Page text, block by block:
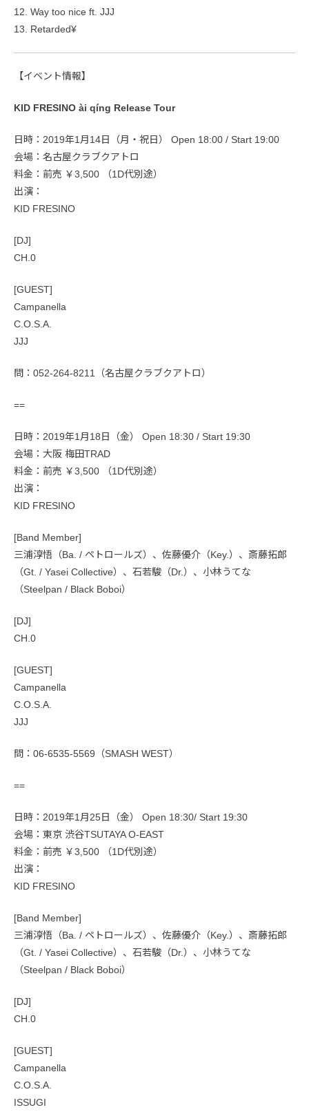
12. Way too nice ft. JJJ
13. Retarded¥
【イベント情報】
KID FRESINO ài qíng Release Tour
日時：2019年1月14日（月・祝日） Open 18:00 / Start 19:00
会場：名古屋クラブクアトロ
料金：前売 ￥3,500 （1D代別途）
出演：
KID FRESINO
[DJ]
CH.0
[GUEST]
Campanella
C.O.S.A.
JJJ
問：052-264-8211（名古屋クラブクアトロ）
==
日時：2019年1月18日（金） Open 18:30 / Start 19:30
会場：大阪 梅田TRAD
料金：前売 ￥3,500 （1D代別途）
出演：
KID FRESINO
[Band Member]
三浦淳悟（Ba. / ペトロールズ）、佐藤優介（Key.）、斎藤拓郎
（Gt. / Yasei Collective）、石若駿（Dr.）、小林うてな
（Steelpan / Black Boboi）
[DJ]
CH.0
[GUEST]
Campanella
C.O.S.A.
JJJ
問：06-6535-5569（SMASH WEST）
==
日時：2019年1月25日（金） Open 18:30/ Start 19:30
会場：東京 渋谷TSUTAYA O-EAST
料金：前売 ￥3,500 （1D代別途）
出演：
KID FRESINO
[Band Member]
三浦淳悟（Ba. / ペトロールズ）、佐藤優介（Key.）、斎藤拓郎
（Gt. / Yasei Collective）、石若駿（Dr.）、小林うてな
（Steelpan / Black Boboi）
[DJ]
CH.0
[GUEST]
Campanella
C.O.S.A.
ISSUGI